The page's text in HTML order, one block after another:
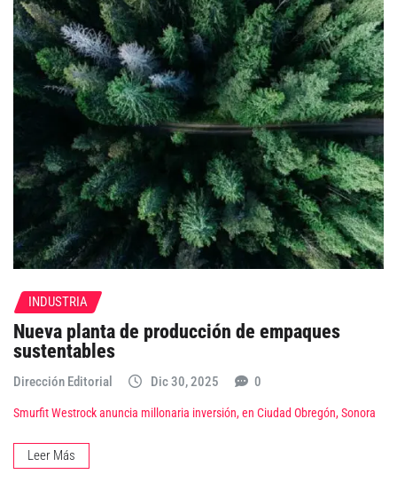
INDUSTRIA
Nueva planta de producción de empaques
sustentables
Dirección Editorial Dic 30, 2025 0
Smurfit Westrock anuncia millonaria inversión, en Ciudad Obregón, Sonora
Leer Más